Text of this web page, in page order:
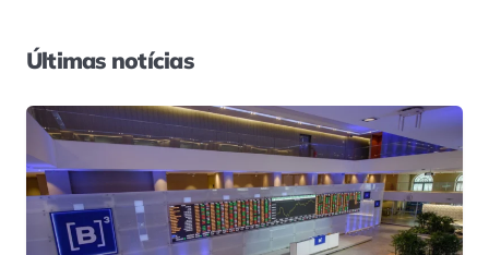
Últimas notícias